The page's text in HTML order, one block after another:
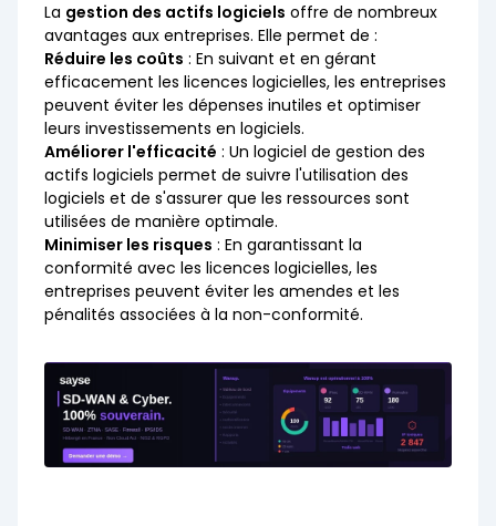
La gestion des actifs logiciels offre de nombreux
avantages aux entreprises. Elle permet de :
Réduire les coûts : En suivant et en gérant
efficacement les licences logicielles, les entreprises
peuvent éviter les dépenses inutiles et optimiser
leurs investissements en logiciels.
Améliorer l'efficacité : Un logiciel de gestion des
actifs logiciels permet de suivre l'utilisation des
logiciels et de s'assurer que les ressources sont
utilisées de manière optimale.
Minimiser les risques : En garantissant la
conformité avec les licences logicielles, les
entreprises peuvent éviter les amendes et les
pénalités associées à la non-conformité.